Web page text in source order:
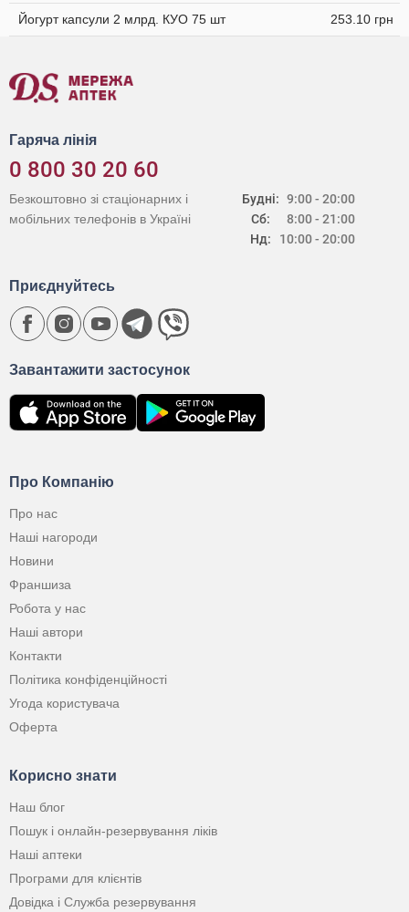
Йогурт капсули 2 млрд. КУО 75 шт 253.10 грн
Гаряча лінія
0 800 30 20 60
Будні:
Сб:
Нд:
9:00 - 20:00
8:00 - 21:00
10:00 - 20:00
Безкоштовно зі стаціонарних і
мобільних телефонів в Україні
Про Компанію
Про нас
Наші нагороди
Новини
Франшиза
Робота у нас
Наші автори
Контакти
Політика конфіденційності
Угода користувача
Оферта
Корисно знати
Наш блог
Пошук і онлайн-резервування ліків
Наші аптеки
Програми для клієнтів
Довідка і Служба резервування
Завантажити застосунок
Приєднуйтесь